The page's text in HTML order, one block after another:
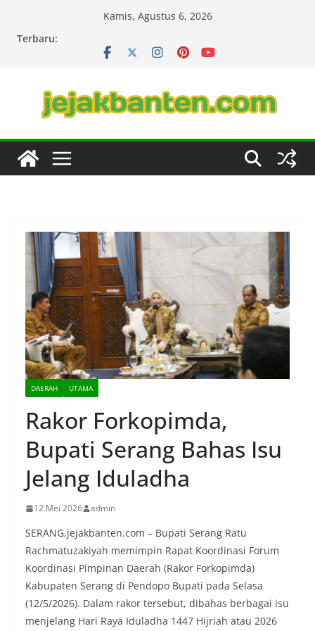
Kamis, Agustus 6, 2026
Terbaru:
DAERAH UTAMA
Rakor Forkopimda,
Bupati Serang Bahas Isu
Jelang Iduladha
12 Mei 2026 admin
SERANG,jejakbanten.com – Bupati Serang Ratu
Rachmatuzakiyah memimpin Rapat Koordinasi Forum
Koordinasi Pimpinan Daerah (Rakor Forkopimda)
Kabupaten Serang di Pendopo Bupati pada Selasa
(12/5/2026). Dalam rakor tersebut, dibahas berbagai isu
menjelang Hari Raya Iduladha 1447 Hijriah atau 2026